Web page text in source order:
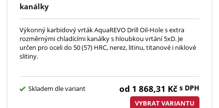
kanálky
Výkonný karbidový vrták AquaREVO Drill Oil-Hole s extra
rozměrnými chladícími kanálky s hloubkou vrtání 5xD. Je
určen pro oceli do 50 (57) HRC, nerez, litinu, titanové i niklové
slitiny.
Skladem dle variant od 1 868,31 Kč s DPH
VYBRAT VARIANTU